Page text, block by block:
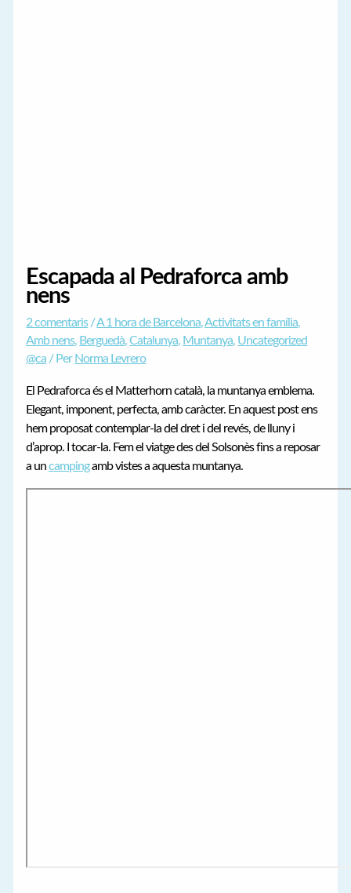
Escapada al Pedraforca amb
nens
2 comentaris /A 1 hora de Barcelona,Activitats en família,
Amb nens, Berguedà,Catalunya, Muntanya, Uncategorized
@ca / Per Norma Levrero
El Pedraforca és el Matterhorn català, la muntanya emblema.
Elegant, imponent, perfecta, amb caràcter. En aquest post ens
hem proposat contemplar-la del dret i del revés, de lluny i
d’aprop. I tocar-la. Fem el viatge des del Solsonès fins a reposar
a uncampingamb vistes a aquesta muntanya.